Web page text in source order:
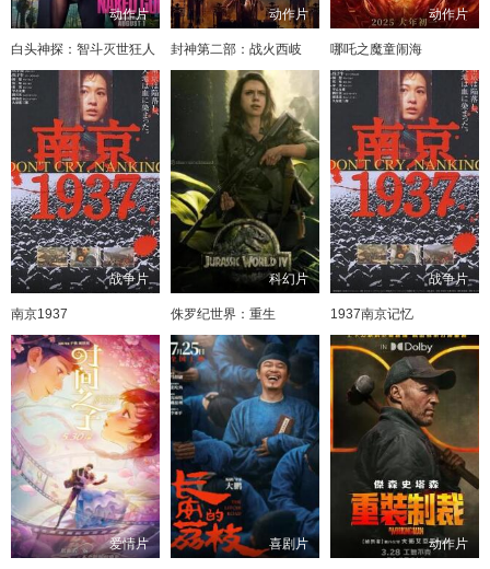
动作片
白头神探：智斗灭世狂人
动作片
封神第二部：战火西岐
动作片
哪吒之魔童闹海
战争片
南京1937
科幻片
侏罗纪世界：重生
战争片
1937南京记忆
爱情片 喜剧片 动作片